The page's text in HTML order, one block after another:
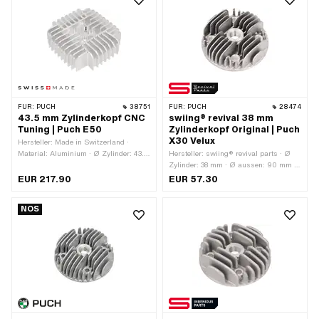
FÜR: PUCH 38751
43.5 mm Zylinderkopf CNC
Tuning | Puch E50
Hersteller: Made in Switzerland ·
Material: Aluminium · Ø Zylinder: 43.5
Kerzengewinde: kurz · Breite: 164 mm
[mm]: 44 x 44 · Dekompressor: Nein ·
EUR 217.90
FÜR: PUCH 28474
swiing® revival 38 mm
Zylinderkopf Original | Puch
X30 Velux
Hersteller: swiing® revival parts · Ø
Zylinder: 38 mm · Ø aussen: 90 mm ·
Ø Schraubenaufnahme: 7.4 mm ·
EUR 57.30
NOS